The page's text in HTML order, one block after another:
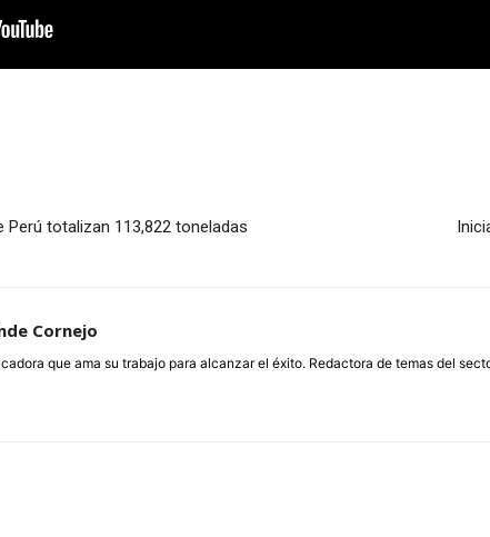
totalizan 113,822 toneladas
Cornejo
que ama su trabajo para alcanzar el éxito. Redactora de temas del